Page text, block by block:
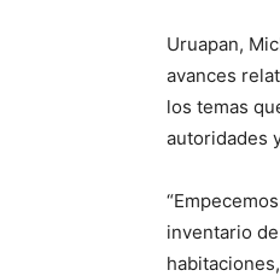
Uruapan,
avances
los temas
autoridades
inventario